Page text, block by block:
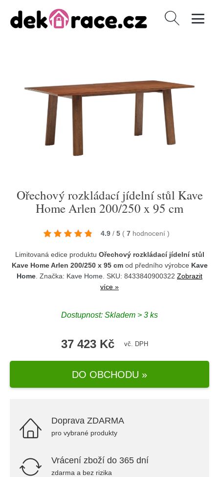
Vyhledávání
Ořechový rozkládací jídelní stůl Kave
Home Arlen 200/250 x 95 cm
4.9 / 5 ( 7 hodnocení )
Limitovaná edice produktu Ořechový rozkládací jídelní stůl
Kave Home Arlen 200/250 x 95 cmod předního výrobce Kave
Home . Značka: Kave Home . SKU: 8433840900322 Zobrazit
více »
Dostupnost: Skladem > 3 ks
37 423 Kč vč. DPH
DO OBCHODU »
Doprava ZDARMA
pro vybrané produkty
Vrácení zboží do 365 dní
zdarma a bez rizika